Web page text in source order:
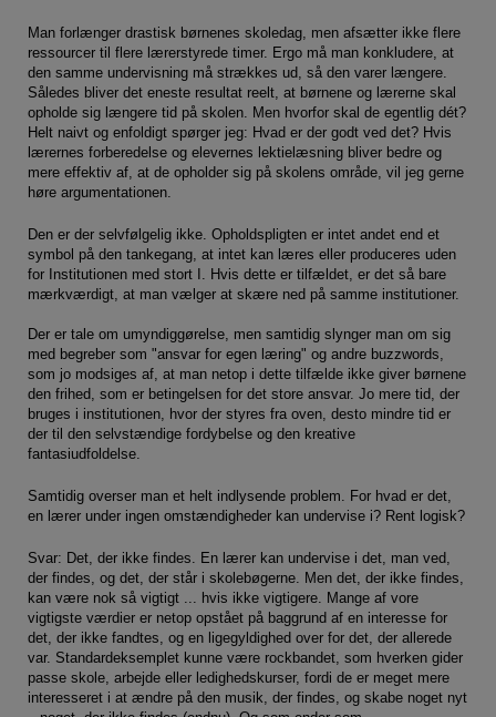
Man forlænger drastisk børnenes skoledag, men afsætter ikke flere
ressourcer til flere lærerstyrede timer. Ergo må man konkludere, at
den samme undervisning må strækkes ud, så den varer længere.
Således bliver det eneste resultat reelt, at børnene og lærerne skal
opholde sig længere tid på skolen. Men hvorfor skal de egentlig dét?
Helt naivt og enfoldigt spørger jeg: Hvad er der godt ved det? Hvis
lærernes forberedelse og elevernes lektielæsning bliver bedre og
mere effektiv af, at de opholder sig på skolens område, vil jeg gerne
høre argumentationen.
Den er der selvfølgelig ikke. Opholdspligten er intet andet end et
symbol på den tankegang, at intet kan læres eller produceres uden
for Institutionen med stort I. Hvis dette er tilfældet, er det så bare
mærkværdigt, at man vælger at skære ned på samme institutioner.
Der er tale om umyndiggørelse, men samtidig slynger man om sig
med begreber som "ansvar for egen læring" og andre buzzwords,
som jo modsiges af, at man netop i dette tilfælde ikke giver børnene
den frihed, som er betingelsen for det store ansvar. Jo mere tid, der
bruges i institutionen, hvor der styres fra oven, desto mindre tid er
der til den selvstændige fordybelse og den kreative
fantasiudfoldelse.
Samtidig overser man et helt indlysende problem. For hvad er det,
en lærer under ingen omstændigheder kan undervise i? Rent logisk?
Svar: Det, der ikke findes. En lærer kan undervise i det, man ved,
der findes, og det, der står i skolebøgerne. Men det, der ikke findes,
kan være nok så vigtigt ... hvis ikke vigtigere. Mange af vore
vigtigste værdier er netop opstået på baggrund af en interesse for
det, der ikke fandtes, og en ligegyldighed over for det, der allerede
var. Standardeksemplet kunne være rockbandet, som hverken gider
passe skole, arbejde eller ledighedskurser, fordi de er meget mere
interesseret i at ændre på den musik, der findes, og skabe noget nyt